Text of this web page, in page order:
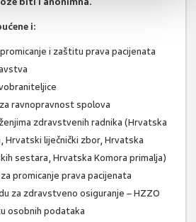
i:
i zaštitu prava pacijenata
ravnopravnost spolova
zdravstvenih radnika (Hrvatska
Hrvatski liječnički zbor, Hrvatska
sestara, Hrvatska Komora primalja)
promicanje prava pacijenata
za zdravstveno osiguranje – HZZO
osobnih podataka